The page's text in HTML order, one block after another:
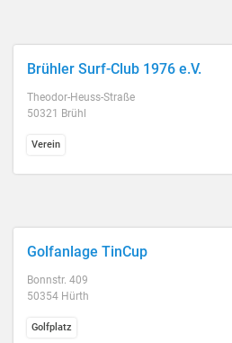
Brühler Surf-Club 1976 e.V.
Theodor-Heuss-Straße
50321 Brühl
Verein
Golfanlage TinCup
Bonnstr. 409
50354 Hürth
Golfplatz